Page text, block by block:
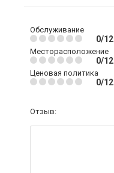
Обслуживание
0/12
Месторасположение
0/12
Ценовая политика
0/12
Отзыв: